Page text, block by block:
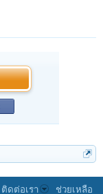
ติดต่อเรา ช่วยเหลือ